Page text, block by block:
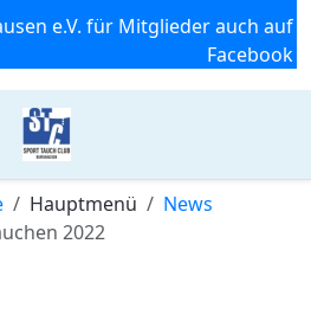
e.V. für Mitglieder auch auf
Facebook
Hauptmenü
News
2022